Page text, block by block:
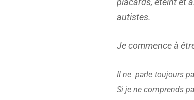
autistes.
Je commence à
Il ne parle toujours
Si je ne comprends